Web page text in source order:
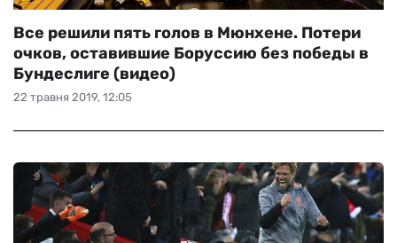
22 травня 2019, 12:05
Все решили пять голов в Мюнхене. Потери
очков, оставившие Боруссию без победы в
Бундеслиге (видео)